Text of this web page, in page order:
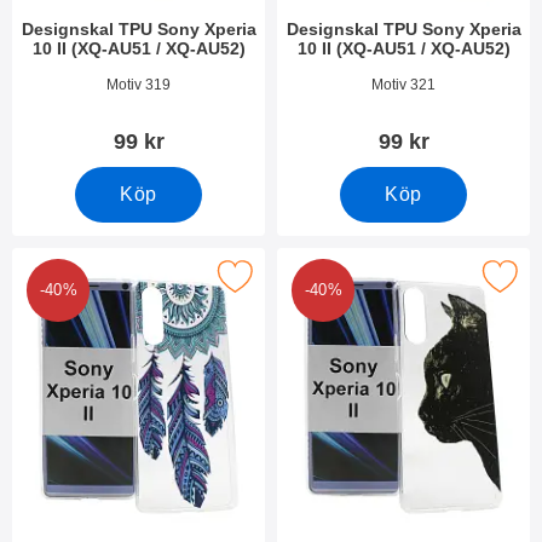
Designskal TPU Sony Xperia
10 II (XQ-AU51 / XQ-AU52)
Art. nr 36562Motiv 319
99 kr
Köp
Designskal TPU Sony Xperia
10 II (XQ-AU51 / XQ-AU52)
Art. nr 36560Motiv 321
99 kr
Köp
-40%
TPU Sony Xperia 10 II (XQ-AU51 / XQ-AU52) som
-40%
Makera designskal TPU Sony Xperia 10 II